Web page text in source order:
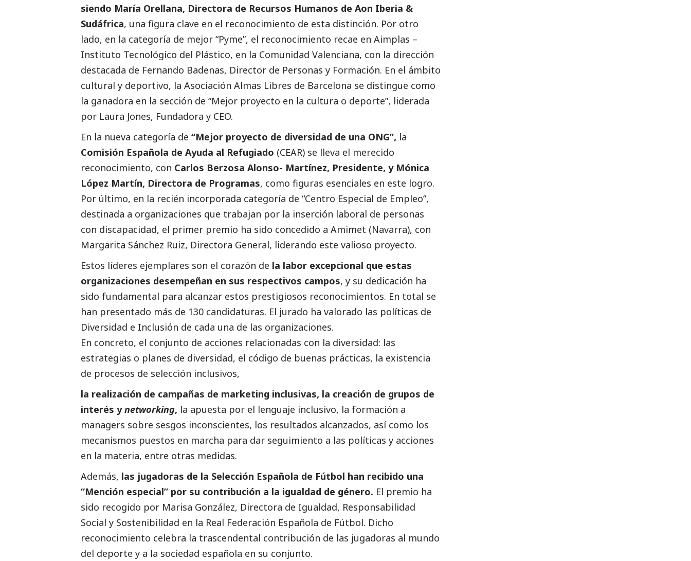
siendo María Orellana, Directora de Recursos Humanos de Aon Iberia &
Sudáfrica, una figura clave en el reconocimiento de esta distinción. Por otro
lado, en la categoría de mejor “Pyme”, el reconocimiento recae en Aimplas –
Instituto Tecnológico del Plástico, en la Comunidad Valenciana, con la dirección
destacada de Fernando Badenas, Director de Personas y Formación. En el ámbito
cultural y deportivo, la Asociación Almas Libres de Barcelona se distingue como
la ganadora en la sección de “Mejor proyecto en la cultura o deporte”, liderada
por Laura Jones, Fundadora y CEO.
En la nueva categoría de “Mejor proyecto de diversidad de una ONG”, la
Comisión Española de Ayuda al Refugiado (CEAR) se lleva el merecido
reconocimiento, con Carlos Berzosa Alonso- Martínez, Presidente, y Mónica
López Martín, Directora de Programas, como figuras esenciales en este logro.
Por último, en la recién incorporada categoría de “Centro Especial de Empleo”,
destinada a organizaciones que trabajan por la inserción laboral de personas
con discapacidad, el primer premio ha sido concedido a Amimet (Navarra), con
Margarita Sánchez Ruiz, Directora General, liderando este valioso proyecto.
Estos líderes ejemplares son el corazón de la labor excepcional que estas
organizaciones desempeñan en sus respectivos campos, y su dedicación ha
sido fundamental para alcanzar estos prestigiosos reconocimientos. En total se
han presentado más de 130 candidaturas. El jurado ha valorado las políticas de
Diversidad e Inclusión de cada una de las organizaciones.
En concreto, el conjunto de acciones relacionadas con la diversidad: las
estrategias o planes de diversidad, el código de buenas prácticas, la existencia
de procesos de selección inclusivos,
la realización de campañas de marketing inclusivas, la creación de grupos de
interés ynetworking, la apuesta por el lenguaje inclusivo, la formación a
managers sobre sesgos inconscientes, los resultados alcanzados, así como los
mecanismos puestos en marcha para dar seguimiento a las políticas y acciones
en la materia, entre otras medidas.
Además, las jugadoras de la Selección Española de Fútbol han recibido una
“Mención especial” por su contribución a la igualdad de género. El premio ha
sido recogido por Marisa González, Directora de Igualdad, Responsabilidad
Social y Sostenibilidad en la Real Federación Española de Fútbol. Dicho
reconocimiento celebra la trascendental contribución de las jugadoras al mundo
del deporte y a la sociedad española en su conjunto.